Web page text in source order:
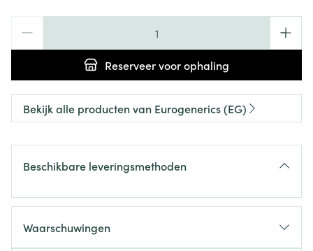
Reserveervoor ophaling
Bekijk alle producten van Eurogenerics (EG)
Beschikbare leveringsmethoden
Waarschuwingen